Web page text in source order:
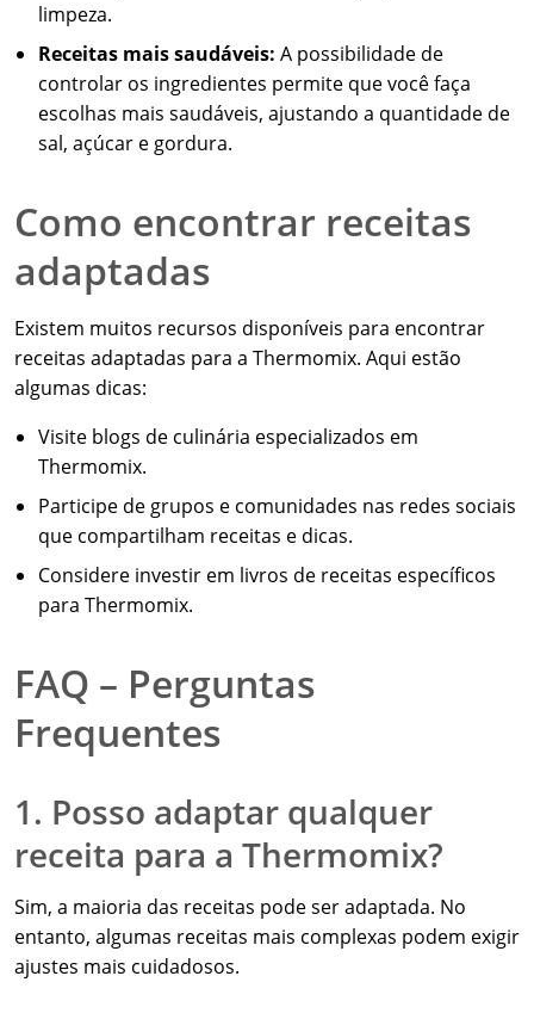
limpeza.
Receitas mais saudáveis: A possibilidade de
controlar os ingredientes permite que você faça
escolhas mais saudáveis, ajustando a quantidade de
sal, açúcar e gordura.
Como encontrar receitas
adaptadas
Existem muitos recursos disponíveis para encontrar
receitas adaptadas para a Thermomix. Aqui estão
algumas dicas:
Visite blogs de culinária especializados em
Thermomix.
Participe de grupos e comunidades nas redes sociais
que compartilham receitas e dicas.
Considere investir em livros de receitas específicos
para Thermomix.
FAQ – Perguntas
Frequentes
1. Posso adaptar qualquer
receita para a Thermomix?
Sim, a maioria das receitas pode ser adaptada. No
entanto, algumas receitas mais complexas podem exigir
ajustes mais cuidadosos.